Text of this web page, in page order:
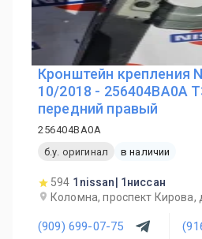
Кронштейн крепления
10/2018 - 256404BA0A
передний правый
256404BA0A
б.у. оригинал
в наличии
594 1nissan| 1ниссан
Коломна, проспект Кирова,
(909) 699-07-75